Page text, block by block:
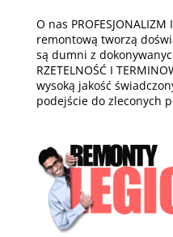
O nas
remontową tworzą
są dumni z
RZETELNOŚĆ I
wysoką jakość
podejście do zleconych